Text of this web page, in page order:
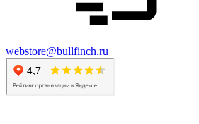
webstore@bullfinch.ru